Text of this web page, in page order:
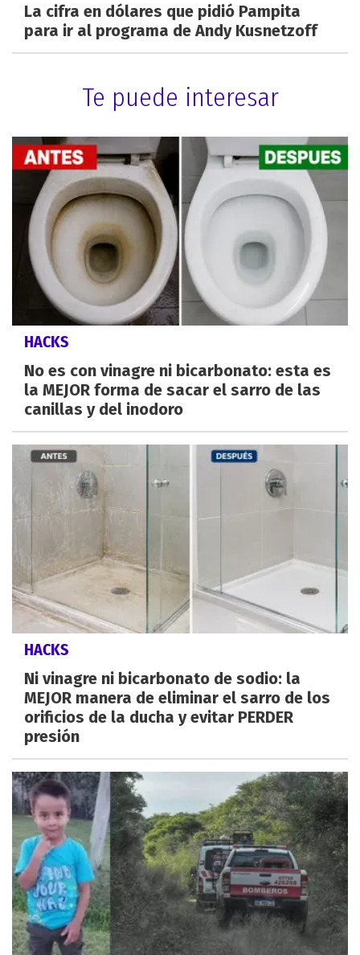
La cifra en dólares que pidió Pampita
para ir al programa de Andy Kusnetzoff
Te puede interesar
HACKS
No es con vinagre ni bicarbonato: esta es
la MEJOR forma de sacar el sarro de las
canillas y del inodoro
HACKS
Ni vinagre ni bicarbonato de sodio: la
MEJOR manera de eliminar el sarro de los
orificios de la ducha y evitar PERDER
presión